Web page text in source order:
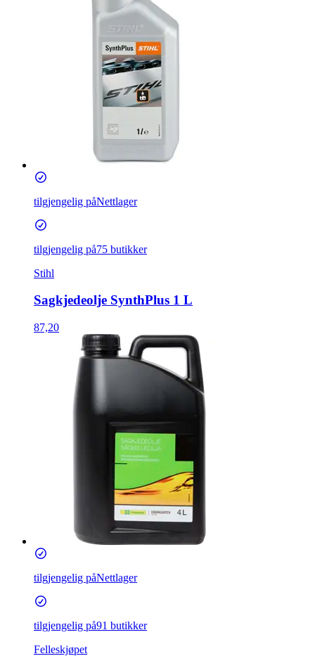
tilgjengelig påNettlager
tilgjengelig på75 butikker
Stihl
Sagkjedeolje SynthPlus 1 L
87,20
tilgjengelig påNettlager
tilgjengelig på91 butikker
Felleskjøpet